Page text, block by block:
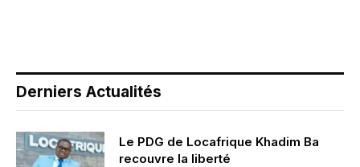
Derniers Actualités
Le PDG de Locafrique Khadim Ba
recouvre la liberté